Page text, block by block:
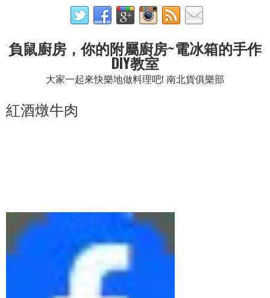
負鼠廚房，你的附屬廚房~電冰箱的手作
DIY教室
大家一起來快樂地做料理吧! 南北貨俱樂部
紅酒燉牛肉